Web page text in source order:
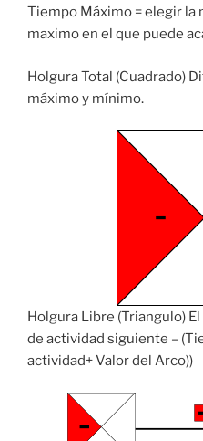
Tiempo Máximo = elegir la
maximo en el que puede
Holgura Total (Cuadrado)
máximo y mínimo.
Holgura Libre (Triangulo)
de actividad siguiente –
actividad+ Valor del Arco))